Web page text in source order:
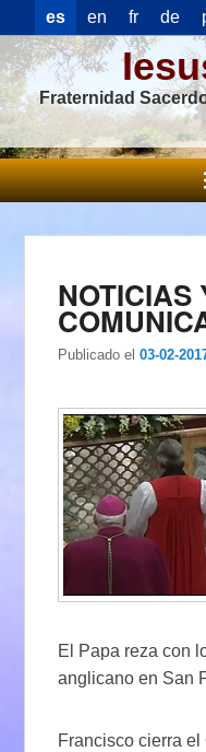
es en fr de
Fraternidad
NOTICIAS
Publicado el 03-02-
El Papa reza con
anglicano en San
Francisco cierra